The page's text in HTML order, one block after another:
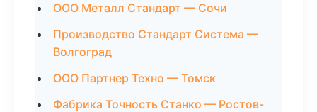
ООО Металл Стандарт — Сочи
Производство Стандарт Система —
Волгоград
ООО Партнер Техно — Томск
Фабрика Точность Станко — Ростов-